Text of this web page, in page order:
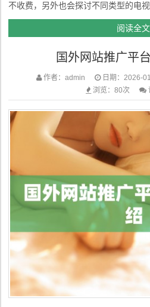
不收费，另外也会探讨不同类型的电
观看。1. 免费在线播放平台近年来，
多视频网站都推出了免费观看电视剧
免费观看电视剧的...
阅读全文
国外网站推广平
作者：admin 日期：2026-
浏览：80次